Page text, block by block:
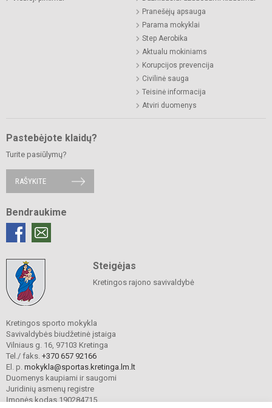
Pranešėjų apsauga
Parama mokyklai
Step Aerobika
Aktualu mokiniams
Korupcijos prevencija
Civilinė sauga
Teisinė informacija
Atviri duomenys
Pastebėjote klaidų?
Turite pasiūlymų?
RAŠYKITE
Bendraukime
Steigėjas
Kretingos rajono savivaldybė
Kretingos sporto mokykla
Savivaldybės biudžetinė įstaiga
Vilniaus g. 16, 97103 Kretinga
Tel./ faks. +370 657 92166
El. p. mokykla@sportas.kretinga.lm.lt
Duomenys kaupiami ir saugomi
Juridinių asmenų registre
Įmonės kodas 190284715